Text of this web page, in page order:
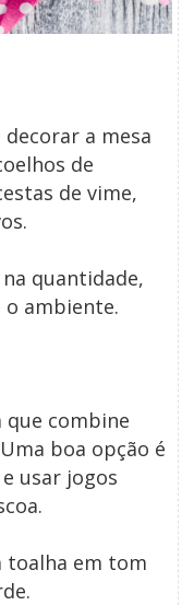
a mesa
de
de vime,
quantidade,
ambiente.
que combine
boa opção é
usar jogos
toalha em tom